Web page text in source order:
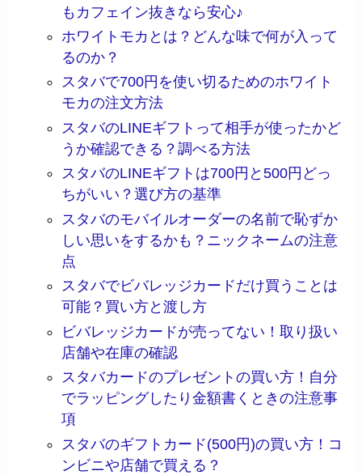
もカフェイン抜きなら安心♪
ホワイトモカとは？どんな味で何が入って
るのか？
スタバで700円を使い切るためのホワイト
モカの注文方法
スタバのLINEギフトって相手が使ったかど
うか確認できる？調べる方法
スタバのLINEギフトは700円と500円どっ
ちがいい？選び方の基準
スタバのモバイルオーダーの名前で恥ずか
しい思いをするかも？ニックネームの注意
点
スタバでビバレッジカードだけ買うことは
可能？買い方と渡し方
ビバレッジカードが売ってない！取り扱い
店舗や在庫の確認
スタバカードのプレゼントの買い方！自分
でラッピングしたり金額書くときの注意事
項
スタバのギフトカード(500円)の買い方！コ
ンビニや店舗で買える？